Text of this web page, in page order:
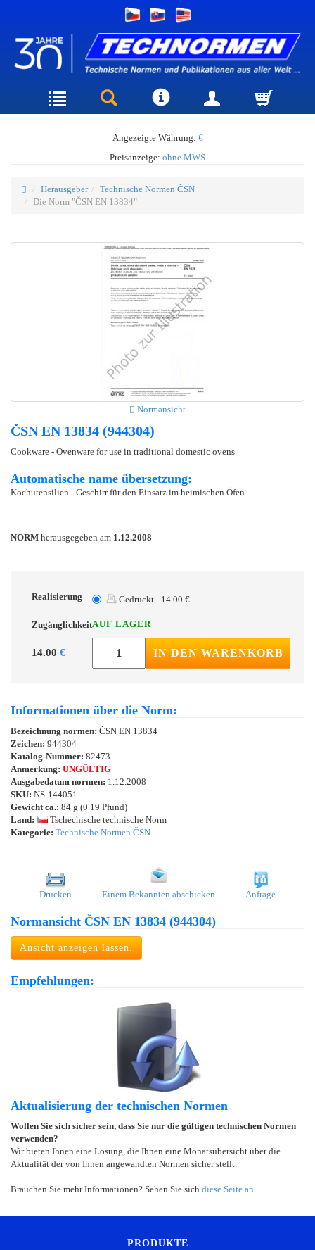
Angezeigte Währung: €
Preisanzeige: ohne MWS
Herausgeber
Technische Normen ČSN
Die Norm "ČSN EN 13834"
Normansicht
ČSN EN 13834 (944304)
Cookware - Ovenware for use in traditional domestic ovens
Automatische name übersetzung:
Kochutensilien - Geschirr für den Einsatz im heimischen Öfen.
NORM herausgegeben am 1.12.2008
Realisierung Gedruckt - 14.00 €
ZugänglichkeitAUF LAGER
14.00 € IN DEN WARENKORB
Informationen über die Norm:
Bezeichnung normen: ČSN EN 13834
Zeichen: 944304
Katalog-Nummer: 82473
Anmerkung: UNGÜLTIG
Ausgabedatum normen: 1.12.2008
SKU: NS-144051
Gewicht ca.: 84 g (0.19 Pfund)
Land:
Tschechische technische Norm
Kategorie: Technische Normen ČSN
Drucken Einem Bekannten abschicken Anfrage
Normansicht ČSN EN 13834 (944304)
Ansicht anzeigen lassen.
Empfehlungen:
Aktualisierung der technischen Normen
Wollen Sie sich sicher sein, dass Sie nur die gültigen technischen Normen
verwenden?
Wir bieten Ihnen eine Lösung, die Ihnen eine Monatsübersicht über die
Aktualität der von Ihnen angewandten Normen sicher stellt.
Brauchen Sie mehr Informationen? Sehen Sie sich diese Seite an
PRODUKTE